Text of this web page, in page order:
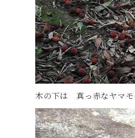
木の下は 真っ赤なヤマモ